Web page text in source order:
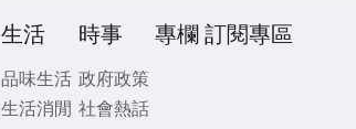
生活
品味生活
生活消閒
時事
政府政策
社會熱話
專欄 訂閱專區